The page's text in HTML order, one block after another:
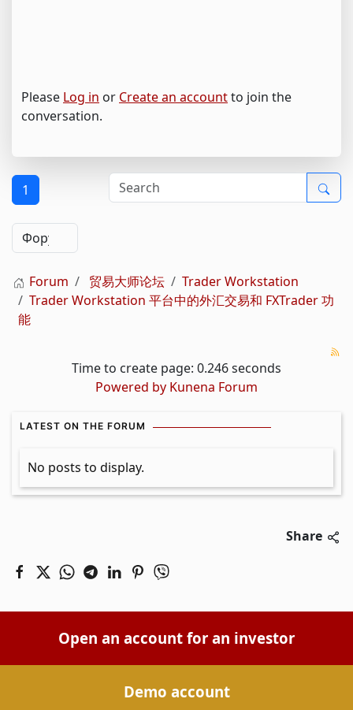
Please Log in or Create an accountto join the
conversation.
1
Forum 贸易大师论坛
Trader Workstation
Trader Workstation 平台中的外汇交易和 FXTrader 功
能
Time to create page: 0.246 seconds
Powered by Kunena Forum
LATEST ON THE FORUM
No posts to display.
Share
Open an account for an investor
Demo account